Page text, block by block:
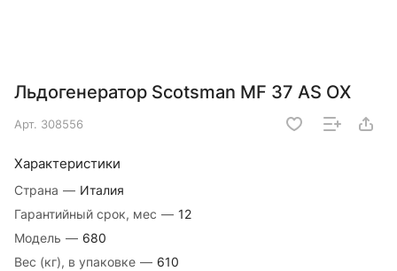
Льдогенератор Scotsman MF 37 AS OX
Арт. 308556
Характеристики
Страна — Италия
Гарантийный срок, мес — 12
Модель — 680
Вес (кг), в упаковке — 610